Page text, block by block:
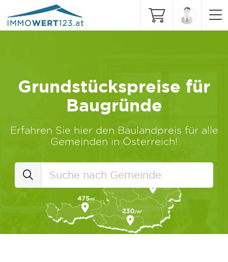
Grundstückspreise für
Baugründe
Erfahren Sie hier den Baulandpreis für alle
Gemeinden in Österreich!